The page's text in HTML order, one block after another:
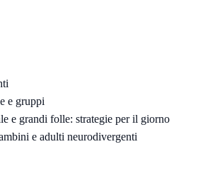
e gruppi
e grandi folle: strategie per il giorno
e adulti neurodivergenti